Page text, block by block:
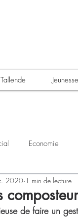
Tallende Jeunesse
Economie
Culture
2020 1 min de lecture
de faire un